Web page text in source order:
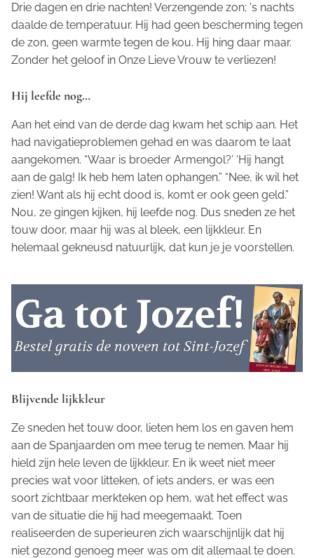
Drie dagen en drie nachten! Verzengende zon; 's nachts
daalde de temperatuur. Hij had geen bescherming tegen
de zon, geen warmte tegen de kou. Hij hing daar maar.
Zonder het geloof in Onze Lieve Vrouw te verliezen!
Hij leefde nog…
Aan het eind van de derde dag kwam het schip aan. Het
had navigatieproblemen gehad en was daarom te laat
aangekomen. “Waar is broeder Armengol?’ ‘Hij hangt
aan de galg! Ik heb hem laten ophangen.” “Nee, ik wil het
zien! Want als hij echt dood is, komt er ook geen geld.”
Nou, ze gingen kijken, hij leefde nog. Dus sneden ze het
touw door, maar hij was al bleek, een lijkkleur. En
helemaal gekneusd natuurlijk, dat kun je je voorstellen.
Blijvende lijkkleur
Ze sneden het touw door, lieten hem los en gaven hem
aan de Spanjaarden om mee terug te nemen. Maar hij
hield zijn hele leven de lijkkleur. En ik weet niet meer
precies wat voor litteken, of iets anders, er was een
soort zichtbaar merkteken op hem, wat het effect was
van de situatie die hij had meegemaakt. Toen
realiseerden de superieuren zich waarschijnlijk dat hij
niet gezond genoeg meer was om dit allemaal te doen.